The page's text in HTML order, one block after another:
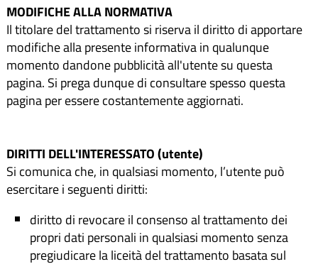
MODIFICHE ALLA NORMATIVA
Il titolare del trattamento si riserva il diritto di apportare
modifiche alla presente informativa in qualunque
momento dandone pubblicità all'utente su questa
pagina. Si prega dunque di consultare spesso questa
pagina per essere costantemente aggiornati.
DIRITTI DELL'INTERESSATO (utente)
Si comunica che, in qualsiasi momento, l’utente può
esercitare i seguenti diritti:
diritto di revocare il consenso al trattamento dei
propri dati personali in qualsiasi momento senza
pregiudicare la liceità del trattamento basata sul